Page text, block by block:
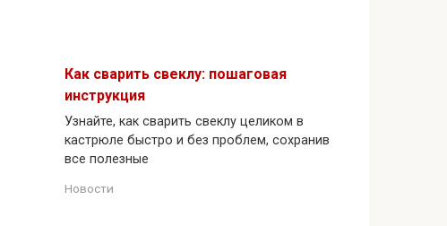
Как сварить свеклу: пошаговая
инструкция
Узнайте, как сварить свеклу целиком в
кастрюле быстро и без проблем, сохранив
все полезные
Новости